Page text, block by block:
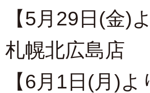
【5月29日(金)
札幌北広島店
【6月1日(月)